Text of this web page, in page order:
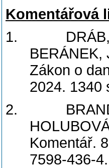
Komentářová
1.
BERÁNEK,
Zákon o
2024. 1340
2.
Komentář.
7598-436-4.